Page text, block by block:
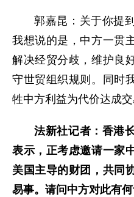
郭嘉昆：关于你提
我想说的是，中方一贯
解决经贸分歧，维护良
守世贸组织规则。同时
牲中方利益为代价达成交
法新社记者：香港
表示，正考虑邀请一家
美国主导的财团，共同
易事。请问中方对此有何